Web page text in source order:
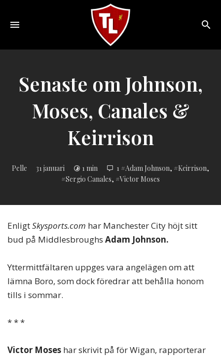
Sveriges
online
magazine!
Senaste om Johnson,
Moses, Canales &
Keirrison
Pelle 31 januari 1 min 1 Inlagd
i:
Adam Johnson, Keirrison,
Sergio Canales, Victor Moses
EnligtSkysports.com har Manchester City höjt sitt
bud på Middlesbroughs Adam Johnson.
Yttermittfältaren uppges vara angelägen om att
lämna Boro, som dock föredrar att behålla honom
tills i sommar.
* * *
Victor Moses har skrivit på för Wigan, rapporterar